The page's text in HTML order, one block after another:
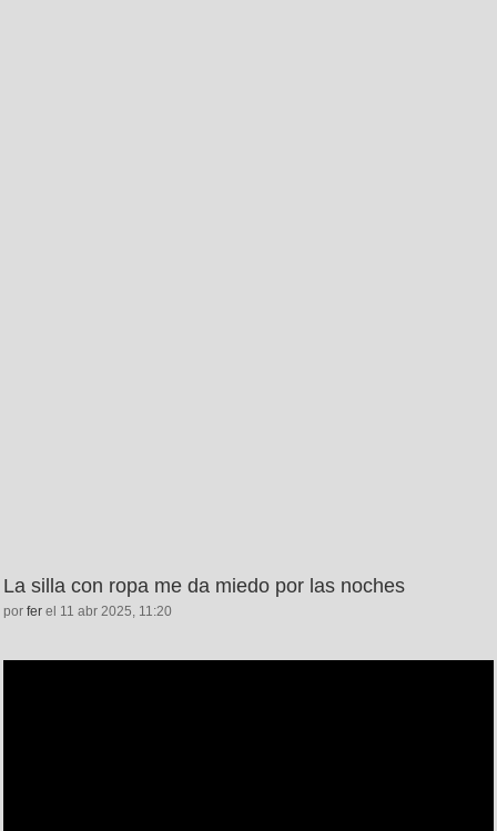
La silla con ropa me da miedo por las noches
por fer el 11 abr 2025, 11:20